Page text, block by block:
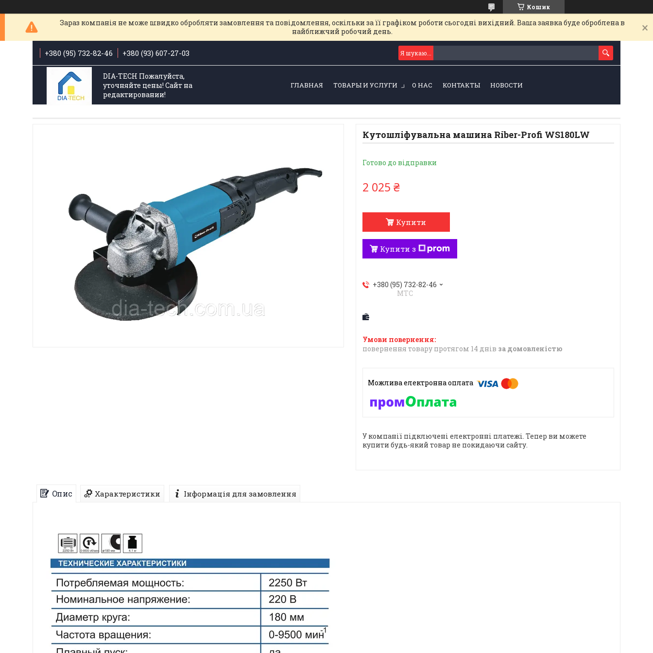
Кошик
Зараз компанія не може швидко обробляти замовлення та повідомлення, оскільки за її графіком роботи сьогодні вихідний. Ваша заявка буде оброблена в
найближчий робочий день.
+380 (95) 732-82-46 +380 (93) 607-27-03
DIA-TECH Пожалуйста,
уточняйте цены! Сайт на
редактировании!
ГЛАВНАЯ ТОВАРЫ И УСЛУГИ О НАС КОНТАКТЫ НОВОСТИ
Кутошліфувальна машина Riber-Profi WS180LW
Готово до відправки
2 025 ₴
Купити
Купити з
+380 (95) 732-82-46
МТС
повернення товару протягом 14 днів за домовленістю
У компанії підключені електронні платежі. Тепер ви можете
купити будь-який товар не покидаючи сайту.
Опис Характеристики Інформація для замовлення